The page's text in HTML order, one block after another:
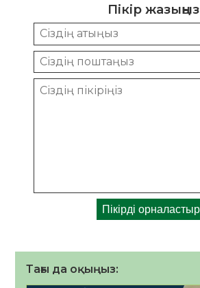
Пікір жазыңыз
Тағы да оқыңыз: